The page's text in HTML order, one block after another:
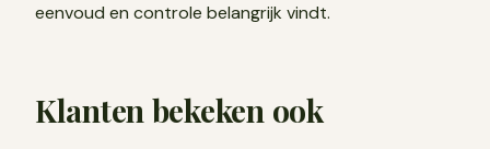
eenvoud en controle belangrijk vindt.
Klanten bekeken ook